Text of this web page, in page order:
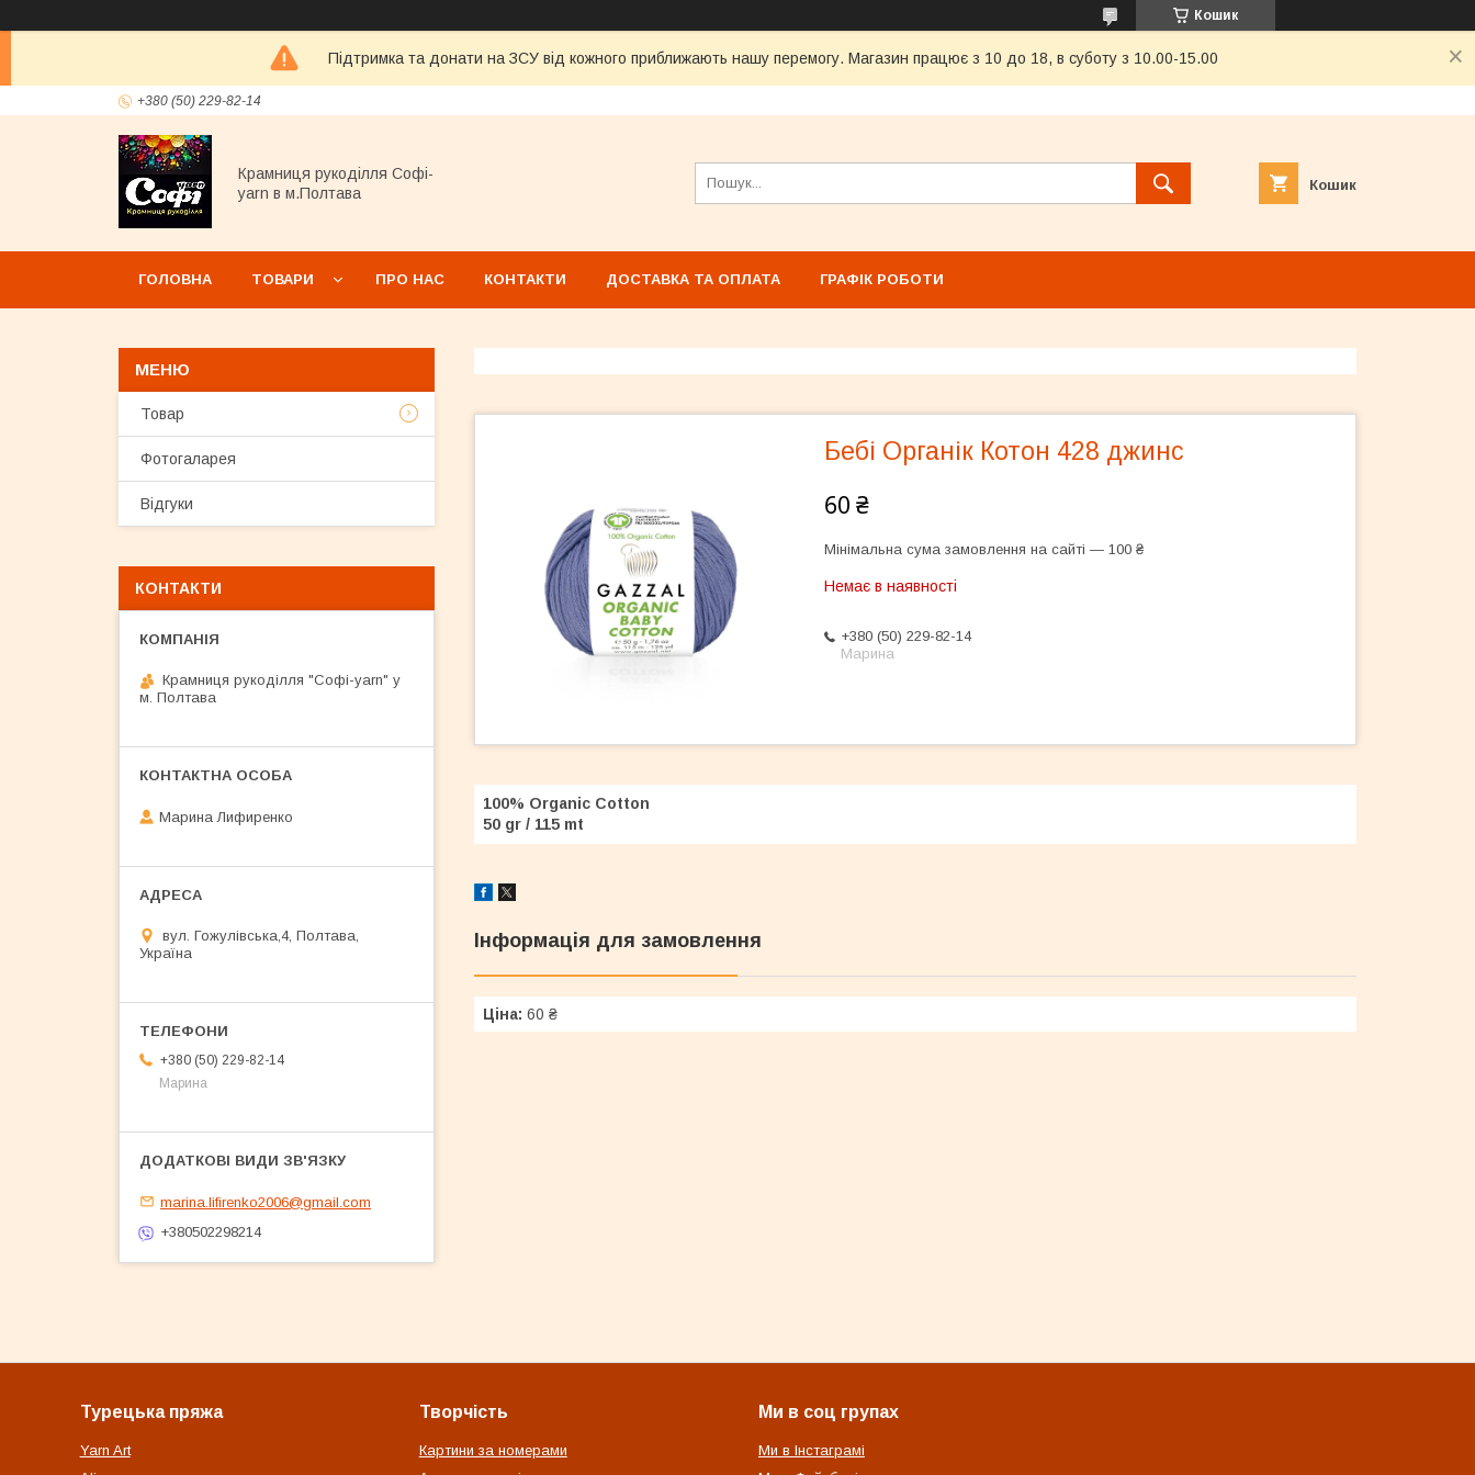
Кошик
Підтримка та донати на ЗСУ від кожного приближають нашу перемогу. Магазин працює з 10 до 18, в суботу з 10.00-15.00
+380 (50) 229-82-14
Крамниця рукоділля Софі-
yarn в м.Полтава
Кошик
ГОЛОВНА ТОВАРИ ПРО НАС КОНТАКТИ ДОСТАВКА ТА ОПЛАТА ГРАФІК РОБОТИ
Бебі Органік Котон 428 джинс
60 ₴
Мінімальна сума замовлення на сайті — 100 ₴
Немає в наявності
+380 (50) 229-82-14
Марина
100% Organic Cotton
50 gr / 115 mt
Інформація для замовлення
Ціна: 60 ₴
Товар
Фотогаларея
Відгуки
КОНТАКТИ
Крамниця рукоділля "Софі-yarn" у
м. Полтава
Марина Лифиренко
вул. Гожулівська,4, Полтава,
Україна
+380 (50) 229-82-14
Марина
marina.lifirenko2006@gmail.com
+380502298214
Турецька пряжа
Yarn Art
Творчість
Картини за номерами
Ми в соц групах
Ми в Інстаграмі